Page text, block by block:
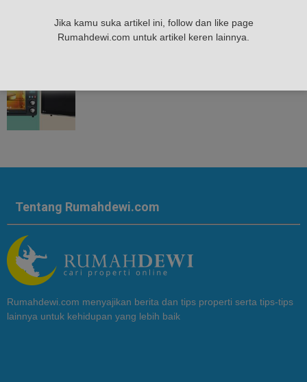
Tentang Rumahdewi.com
Rumahdewi.com menyajikan berita dan tips properti serta tips-tips
lainnya untuk kehidupan yang lebih baik
Jika kamu suka artikel ini, follow dan like page
Rumahdewi.com untuk artikel keren lainnya.